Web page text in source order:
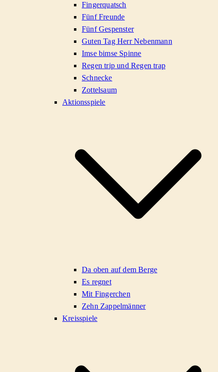
Fingerquatsch
Fünf Freunde
Fünf Gespenster
Guten Tag Herr Nebenmann
Imse bimse Spinne
Regen trip und Regen trap
Schnecke
Zottelsaum
Aktionsspiele
Da oben auf dem Berge
Es regnet
Mit Fingerchen
Zehn Zappelmänner
Kreisspiele